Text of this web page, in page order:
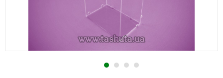
1 2 3 4